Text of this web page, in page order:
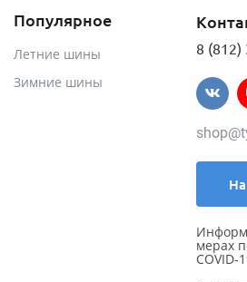
Популярное
Летние шины
Зимние шины
8 (812)
мерах
COVID-